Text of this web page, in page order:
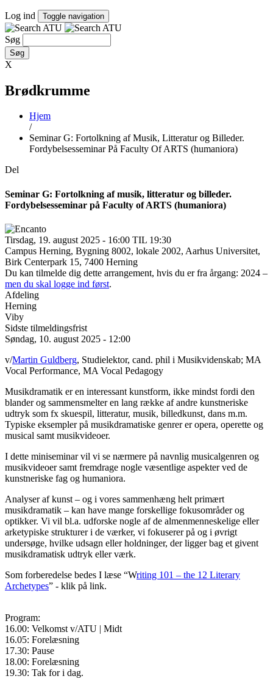
Log ind Toggle navigation
Søg
X
Brødkrumme
Hjem
/
Seminar G: Fortolkning af Musik, Litteratur og Billeder.
Fordybelsesseminar På Faculty Of ARTS (humaniora)
Del
Seminar G: Fortolkning af musik, litteratur og billeder.
Fordybelsesseminar på Faculty of ARTS (humaniora)
Tirsdag, 19. august 2025 - 16:00 TIL 19:30
Campus Herning, Bygning 8002, lokale 2002, Aarhus Universitet,
Birk Centerpark 15, 7400 Herning
Du kan tilmelde dig dette arrangement, hvis du er fra årgang: 2024 –
men du skal logge ind først.
Afdeling
Herning
Viby
Sidste tilmeldingsfrist
Søndag, 10. august 2025 - 12:00
v/Martin Guldberg, Studielektor, cand. phil i Musikvidenskab; MA
Vocal Performance, MA Vocal Pedagogy
Musikdramatik er en interessant kunstform, ikke mindst fordi den
blander og sammensmelter en lang række af andre kunstneriske
udtryk som fx skuespil, litteratur, musik, billedkunst, dans m.m.
Typiske eksempler på musikdramatiske genrer er opera, operette og
musical samt musikvideoer.
I dette miniseminar vil vi se nærmere på navnlig musicalgenren og
musikvideoer samt fremdrage nogle væsentlige aspekter ved de
kunstneriske fag og humaniora.
Analyser af kunst – og i vores sammenhæng helt primært
musikdramatik – kan have mange forskellige fokusområder og
optikker. Vi vil bl.a. udforske nogle af de almenmenneskelige eller
arketypiske strukturer i de værker, vi fokuserer på og i øvrigt
undersøge, hvilke udsagn eller holdninger, der ligger bag et givent
musikdramatisk udtryk eller værk.
Som forberedelse bedes I læse “Writing 101 – the 12 Literary
Archetypes” - klik på link.
Program:
16.00: Velkomst v/ATU | Midt
16.05: Forelæsning
17.30: Pause
18.00: Forelæsning
19.30: Tak for i dag.